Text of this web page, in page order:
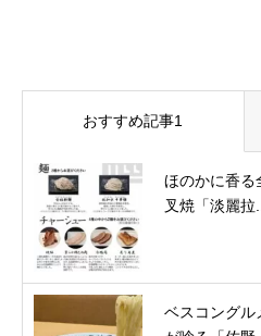
おすすめ記事1
ほのかに香る
叉焼「淡麗拉...
ベスコングル